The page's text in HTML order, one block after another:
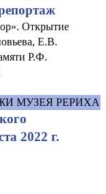
Открытие
Е.В.
Р.Ф.
МУЗЕЯ РЕРИХА
2022 г.